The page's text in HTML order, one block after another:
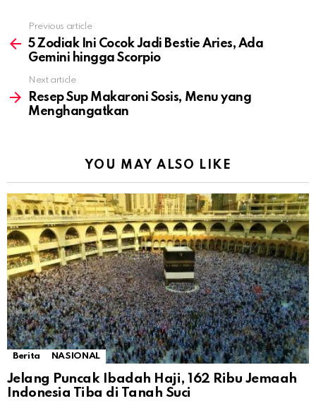
more
Previous article
5 Zodiak Ini Cocok Jadi Bestie Aries, Ada
Gemini hingga Scorpio
Next article
Resep Sup Makaroni Sosis, Menu yang
Menghangatkan
YOU MAY ALSO LIKE
Berita NASIONAL
Jelang Puncak Ibadah Haji, 162 Ribu Jemaah
Indonesia Tiba di Tanah Suci